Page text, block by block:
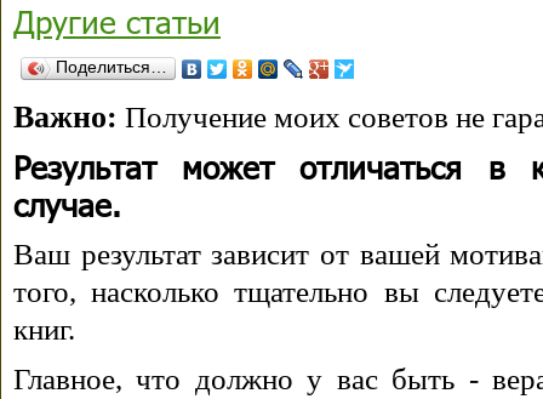
Другие статьи
Поделиться…
Важно: Получение моих советов не
Результат может отличаться в
случае.
Ваш результат зависит от вашей
того, насколько тщательно вы
книг.
Главное, что должно у вас быть -